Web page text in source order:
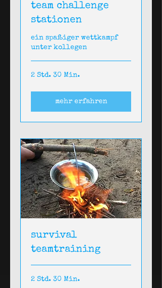
team challenge
stationen
ein spaßiger wettkampf
unter kollegen
2 Std. 30 Min.
mehr erfahren
survival
teamtraining
2 Std. 30 Min.